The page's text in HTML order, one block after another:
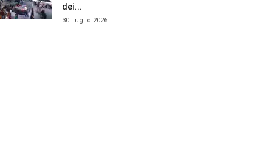
dei...
30 Luglio 2026